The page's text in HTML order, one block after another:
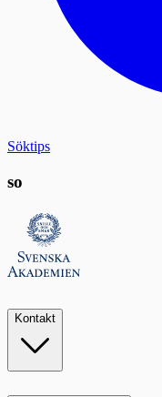
Söktips
so
Kontakt